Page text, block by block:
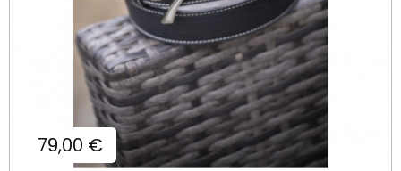
Prix
79,00 €